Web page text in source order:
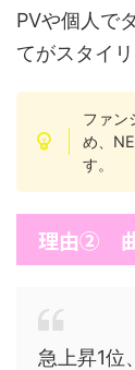
PVや個人で
てがスタイ
ファン
め、
す。
理由② 曲
急上昇1位